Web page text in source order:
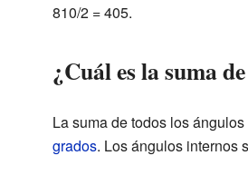
810/2 = 405.
¿Cuál es la suma
La suma de todos los
grados. Los ángulos internos